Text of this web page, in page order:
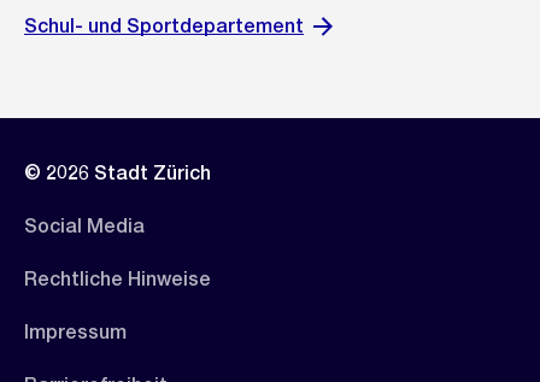
Schul- und Sportdepartement
© 2026 Stadt Zürich
Social Media
Rechtliche Hinweise
Impressum